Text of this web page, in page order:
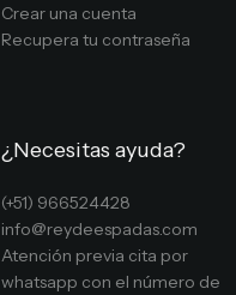
Crear una cuenta
Recupera tu contraseña
¿Necesitas ayuda?
(+51) 966524428
info@reydeespadas.com
Atención previa cita por
whatsapp con el número de